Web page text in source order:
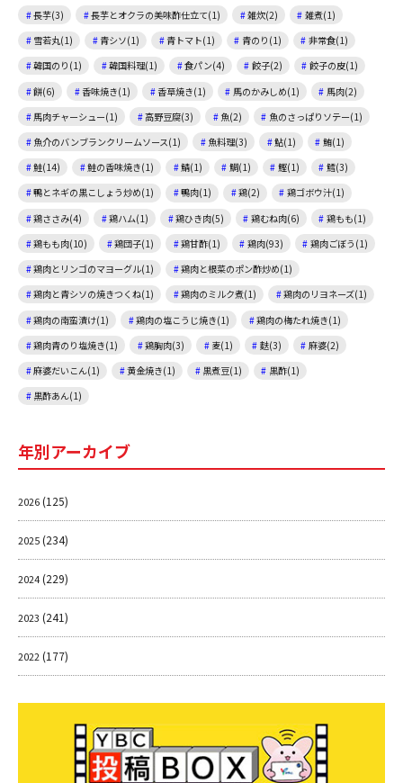
長芋(3)
長芋とオクラの美味酢仕立て(1) 雑炊(2)
雑煮(1)
雪若丸(1)
青シソ(1) 青トマト(1) 青のり(1)
非常食(1)
韓国のり(1)
韓国料理(1) 食パン(4) 餃子(2)
餃子の皮(1)
餅(6)
香味焼き(1) 香草焼き(1) 馬のかみしめ(1)
馬肉(2)
馬肉チャーシュー(1)
高野豆腐(3) 魚(2)
魚のさっぱりソテー(1)
魚介のバンブランクリームソース(1)
魚料理(3) 鮎(1)
鮪(1)
鮭(14)
鮭の香味焼き(1) 鯖(1) 鯛(1) 鰹(1)
鱈(3)
鴨とネギの黒こしょう炒め(1)
鴨肉(1) 鶏(2)
鶏ゴボウ汁(1)
鶏ささみ(4)
鶏ハム(1) 鶏ひき肉(5) 鶏むね肉(6)
鶏もも(1)
鶏もも肉(10)
鶏団子(1) 鶏甘酢(1) 鶏肉(93)
鶏肉ごぼう(1)
鶏肉とリンゴのマヨーグル(1)
鶏肉と根菜のポン酢炒め(1)
鶏肉と青シソの焼きつくね(1)
鶏肉のミルク煮(1)
鶏肉のリヨネーズ(1)
鶏肉の南蛮漬け(1)
鶏肉の塩こうじ焼き(1)
鶏肉の梅たれ焼き(1)
鶏肉青のり塩焼き(1)
鶏胸肉(3) 麦(1) 麩(3)
麻婆(2)
麻婆だいこん(1)
黄金焼き(1) 黒煮豆(1)
黒酢(1)
黒酢あん(1)
年別アーカイブ
2026(125)
2025(234)
2024(229)
2023 (241)
2022(177)